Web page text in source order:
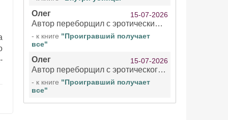
Олег 15-07-2026
Автор переборщил с эротическими сценами. Похоже, с этим у него проблемы.
- к книге "Проигравший получает
все"
Олег 15-07-2026
Автор переборщил с эротического сценами. Похоже, с этим у него проблемы.
- к книге "Проигравший получает
все"